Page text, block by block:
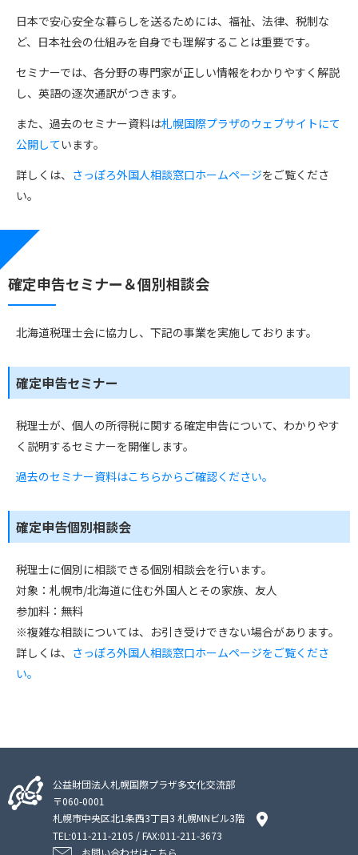
日本で安心安全な暮らしを送るためには、福祉、法律、税制な
ど、日本社会の仕組みを自身でも理解することは重要です。
セミナーでは、各分野の専門家が正しい情報をわかりやすく解説
し、英語の逐次通訳がつきます。
また、過去のセミナー資料は札幌国際プラザのウェブサイトにて
公開しています。
詳しくは、 さっぽろ外国人相談窓口ホームページをご覧くださ
い。
確定申告セミナー＆個別相談会
北海道税理士会に協力し、下記の事業を実施しております。
確定申告セミナー
税理士が、個人の所得税に関する確定申告について、わかりやす
く説明するセミナーを開催します。
過去のセミナー資料はこちらからご確認ください。
確定申告個別相談会
税理士に個別に相談できる個別相談会を行います。
対象：札幌市/北海道に住む外国人とその家族、友人
参加料：無料
※複雑な相談については、お引き受けできない場合があります。
詳しくは、 さっぽろ外国人相談窓口ホームページをご覧くださ
い。
公益財団法人札幌国際プラザ多文化交流部
〒060-0001
札幌市中央区北1条西3丁目3 札幌MNビル3階
TEL:011-211-2105 / FAX:011-211-3673
お問い合わせはこちら